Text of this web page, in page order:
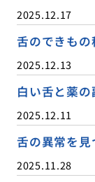
2025.12.17
舌のできも
2025.12.13
白い舌と薬の
2025.12.11
舌の異常を
2025.11.28